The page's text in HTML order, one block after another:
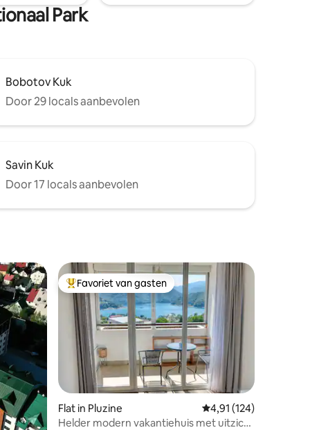
Park
Bobotov Kuk
Door 29 locals aanbevolen
Savin Kuk
Door 17 locals aanbevolen
Topfavoriet van gasten
Favoriet van gasten
Flat in Pluzine Gemiddelde
4,91 (124)
Helder modern vakantiehuis met uitzicht